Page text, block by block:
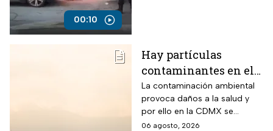
00:10
Hay partículas
contaminantes en el
ambiente; así está la
calidad del aire hoy
en CDMX
La contaminación ambiental
provoca daños a la salud y
por ello en la CDMX se
monitorea la calidad del aire
06 agosto, 2026